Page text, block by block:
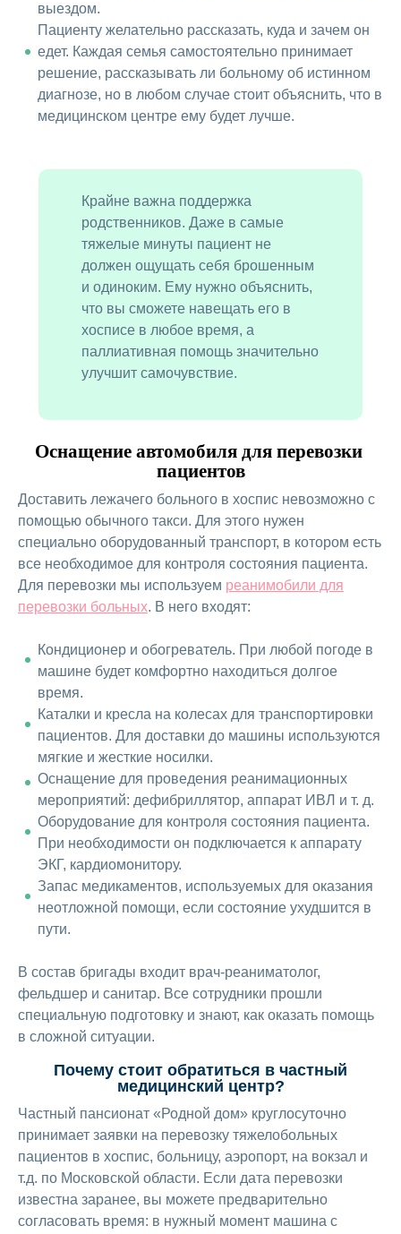
выездом.
Пациенту желательно рассказать, куда и зачем он
едет. Каждая семья самостоятельно принимает
решение, рассказывать ли больному об истинном
диагнозе, но в любом случае стоит объяснить, что в
медицинском центре ему будет лучше.
Крайне важна поддержка
родственников. Даже в самые
тяжелые минуты пациент не
должен ощущать себя брошенным
и одиноким. Ему нужно объяснить,
что вы сможете навещать его в
хосписе в любое время, а
паллиативная помощь значительно
улучшит самочувствие.
Оснащение автомобиля для перевозки
пациентов
Доставить лежачего больного в хоспис невозможно с
помощью обычного такси. Для этого нужен
специально оборудованный транспорт, в котором есть
все необходимое для контроля состояния пациента.
Для перевозки мы используем реанимобили для
перевозки больных. В него входят:
Кондиционер и обогреватель. При любой погоде в
машине будет комфортно находиться долгое
время.
Каталки и кресла на колесах для транспортировки
пациентов. Для доставки до машины используются
мягкие и жесткие носилки.
Оснащение для проведения реанимационных
мероприятий: дефибриллятор, аппарат ИВЛ и т. д.
Оборудование для контроля состояния пациента.
При необходимости он подключается к аппарату
ЭКГ, кардиомонитору.
Запас медикаментов, используемых для оказания
неотложной помощи, если состояние ухудшится в
пути.
В состав бригады входит врач-реаниматолог,
фельдшер и санитар. Все сотрудники прошли
специальную подготовку и знают, как оказать помощь
в сложной ситуации.
Почему стоит обратиться в частный
медицинский центр?
Частный пансионат «Родной дом» круглосуточно
принимает заявки на перевозку тяжелобольных
пациентов в хоспис, больницу, аэропорт, на вокзал и
т.д. по Московской области. Если дата перевозки
известна заранее, вы можете предварительно
согласовать время: в нужный момент машина с